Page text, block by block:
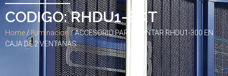
CODIGO: RHDU1-BKT
Home /Iluminacion/ ACCESORIO PARA MONTAR RHDU1-300 EN
CAJA DE 2 VENTANAS